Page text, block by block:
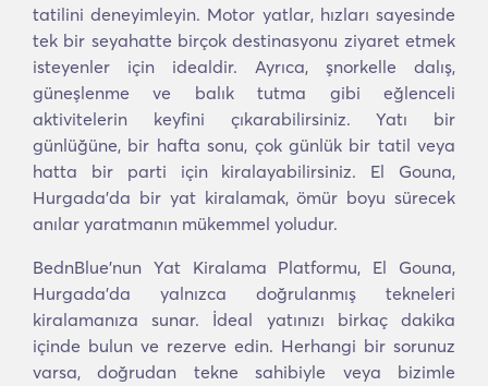
tatilini deneyimleyin. Motor yatlar, hızları sayesinde
tek bir seyahatte birçok destinasyonu ziyaret etmek
isteyenler için idealdir. Ayrıca, şnorkelle dalış,
güneşlenme ve balık tutma gibi eğlenceli
aktivitelerin keyfini çıkarabilirsiniz. Yatı bir
günlüğüne, bir hafta sonu, çok günlük bir tatil veya
hatta bir parti için kiralayabilirsiniz. El Gouna,
Hurgada'da bir yat kiralamak, ömür boyu sürecek
anılar yaratmanın mükemmel yoludur.
BednBlue'nun Yat Kiralama Platformu, El Gouna,
Hurgada'da yalnızca doğrulanmış tekneleri
kiralamanıza sunar. İdeal yatınızı birkaç dakika
içinde bulun ve rezerve edin. Herhangi bir sorunuz
varsa, doğrudan tekne sahibiyle veya bizimle